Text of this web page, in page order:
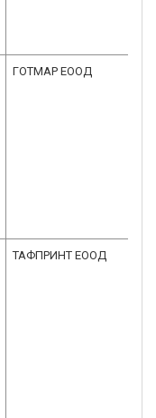
ГОТМАР ЕООД
ТАФПРИНТ ЕООД